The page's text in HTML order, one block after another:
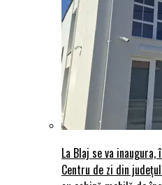
La Blaj se va
Centru de zi din